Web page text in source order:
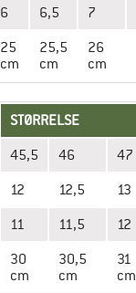
6 6,5 7
25
cm
25,5
cm
26
cm
STØRRELSE
45,5 46 47
12 12,5 13
11 11,5 12
30
cm
30,5
cm
31
cm